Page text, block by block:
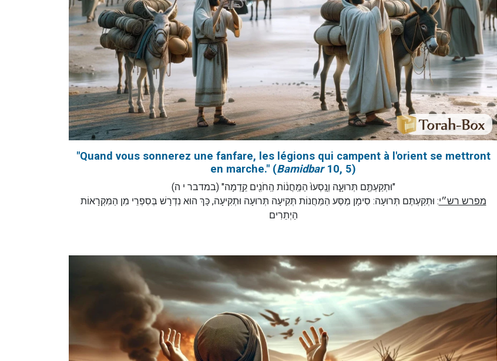
"Quand vous sonnerez une fanfare, les légions qui campent à l'orient se mettront
en marche." (Bamidbar10, 5)
"וּתְקַעְתֶּ֖ם תְּרוּעָ֑ה וְנָֽסְעוּ֙ הַמַּֽחֲנ֔וֹת הַֽחֹנִ֖ים קֵֽדְמָה" (במדבר י ה)
מפרש רש״י: וּתְקַעְתֶּם תְּרוּעָה: סִימָן מַסַּע הַמַּחֲנוֹת תְּקִיעָה תְּרוּעָה וּתְקִיעָה, כָּךְ הוּא נִדְרָשׁ בְּסִפְרֵי מִן הַמִּקְרָאוֹת
הַיְתֵרִים